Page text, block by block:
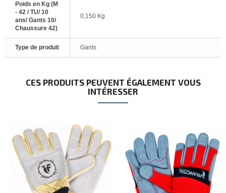
Poids en Kg (M
- 42 / TU/ 10
ans/ Gants 10/
Chaussure 42)
0,150 Kg
Type de produit Gants
CES PRODUITS PEUVENT ÉGALEMENT VOUS
INTÉRESSER